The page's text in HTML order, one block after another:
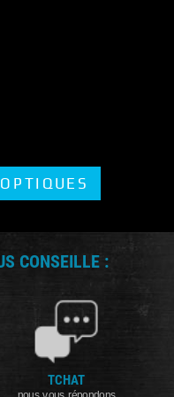
CONSEILLE :
TCHAT